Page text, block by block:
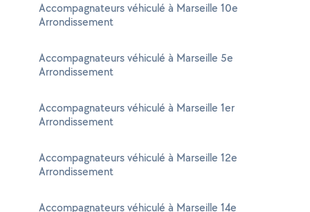
Accompagnateurs véhiculé à Marseille 10e
Arrondissement
Accompagnateurs véhiculé à Marseille 5e
Arrondissement
Accompagnateurs véhiculé à Marseille 1er
Arrondissement
Accompagnateurs véhiculé à Marseille 12e
Arrondissement
Accompagnateurs véhiculé à Marseille 14e